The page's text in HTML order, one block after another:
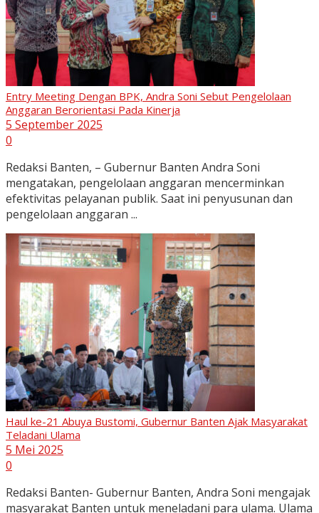
Entry Meeting Dengan BPK, Andra Soni Sebut Pengelolaan
Anggaran Berorientasi Pada Kinerja
5 September 2025
0
Redaksi Banten, – Gubernur Banten Andra Soni
mengatakan, pengelolaan anggaran mencerminkan
efektivitas pelayanan publik. Saat ini penyusunan dan
pengelolaan anggaran ...
Haul ke-21 Abuya Bustomi, Gubernur Banten Ajak Masyarakat
Teladani Ulama
5 Mei 2025
0
Redaksi Banten- Gubernur Banten, Andra Soni mengajak
masyarakat Banten untuk meneladani para ulama. Ulama